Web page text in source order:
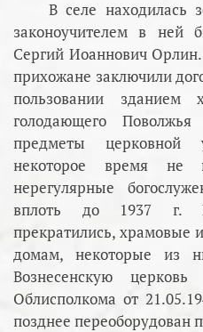
В селе находилась
законоучителем в ней
Сергий Иоаннович
прихожане заключили
пользовании
голодающего
предметы церковной
некоторое время не
нерегулярные
вплоть до 1937 г.
прекратились, храмовые
домам, некоторые из
Вознесенскую
Облисполкома от
позднее переоборудован